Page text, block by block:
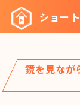
ツ
へ
ショー
鏡を見なが